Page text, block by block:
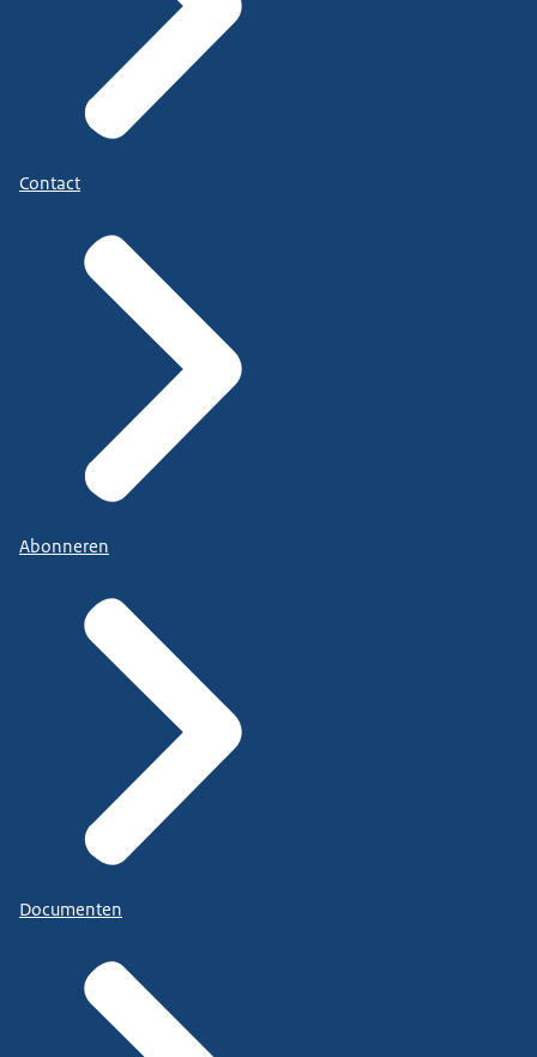
Contact
Abonneren
Documenten